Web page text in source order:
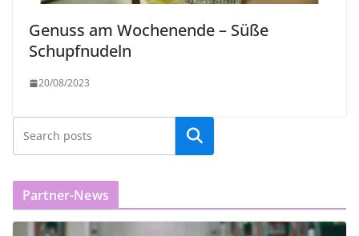
Genuss am Wochenende – Süße
Schupfnudeln
20/08/2023
Partner-News